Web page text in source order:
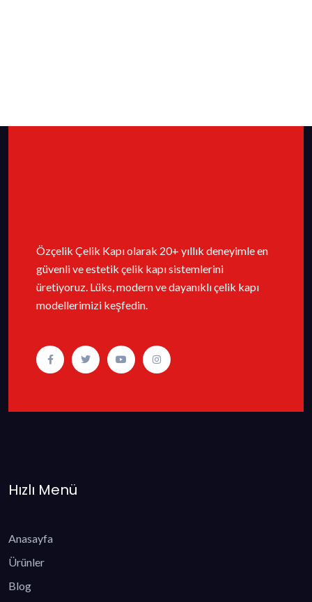
Özçelik Çelik Kapı olarak 20+ yıllık deneyimle en
güvenli ve estetik çelik kapı sistemlerini
üretiyoruz. Lüks, modern ve dayanıklı çelik kapı
modellerimizi keşfedin.
Hızlı Menü
Anasayfa
Ürünler
Blog